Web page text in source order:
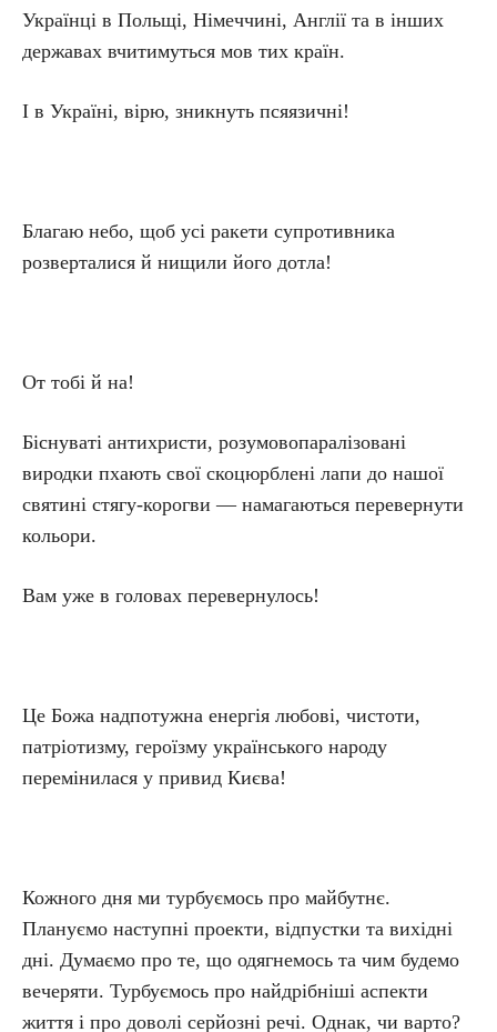
Українці в Польщі, Німеччині, Англії та в інших
державах вчитимуться мов тих країн.
І в Україні, вірю, зникнуть псяязичні!
Благаю небо, щоб усі ракети супротивника
розверталися й нищили його дотла!
От тобі й на!
Біснуваті антихристи, розумовопаралізовані
виродки пхають свої скоцюрблені лапи до нашої
святині стягу-корогви — намагаються перевернути
кольори.
Вам уже в головах перевернулось!
Це Божа надпотужна енергія любові, чистоти,
патріотизму, героїзму українського народу
перемінилася у привид Києва!
Кожного дня ми турбуємось про майбутнє.
Плануємо наступні проекти, відпустки та вихідні
дні. Думаємо про те, що одягнемось та чим будемо
вечеряти. Турбуємось про найдрібніші аспекти
життя і про доволі серйозні речі. Однак, чи варто?